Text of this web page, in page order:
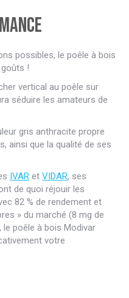
possibles, le poêle à bois
!
vertical au poêle sur
séduire les amateurs de
gris anthracite propre
ainsi que la qualité de ses
IVAR et VIDAR, ses
de quoi réjouir les
82 % de rendement et
» du marché (8 mg de
poêle à bois Modivar
votre